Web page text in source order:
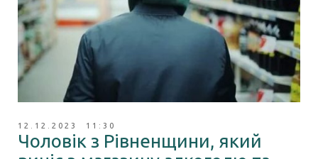
12.12.2023 11:30
Чоловік з Рівненщини, який